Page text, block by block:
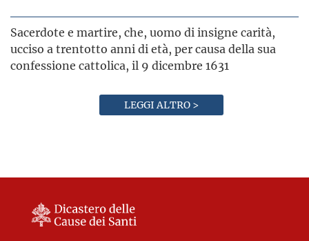
Sacerdote e martire, che, uomo di insigne carità,
ucciso a trentotto anni di età, per causa della sua
confessione cattolica, il 9 dicembre 1631
LEGGI ALTRO >